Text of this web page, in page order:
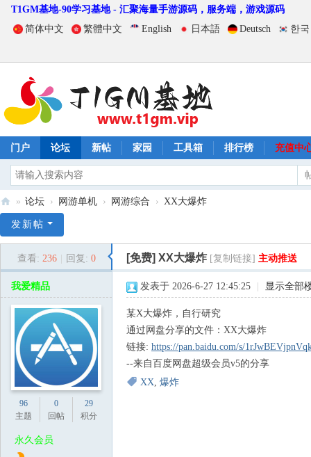
T1GM基地-90学习基地 - 汇聚海量手游源码，服务端，游戏源码
简体中文
繁體中文 English 日本語 Deutsch 한
门户 论坛 新帖 家园 工具箱 排行榜 充值中
1
» 论坛 › 网游单机 › 网游综合 › XX大爆炸
发新帖
查看: 236 回复: 0 [免费] XX大爆炸 [复制链接] 主动推送
我爱精品
96
主题
0
回帖
29
积分
永久会员
发表于 2026-6-27 12:45:25 显示全部
某X大爆炸，自行研究
通过网盘分享的文件：XX大爆炸
链接: https://pan.baidu.com/s/
--来自百度网盘超级会员v5的分享
XX, 爆炸